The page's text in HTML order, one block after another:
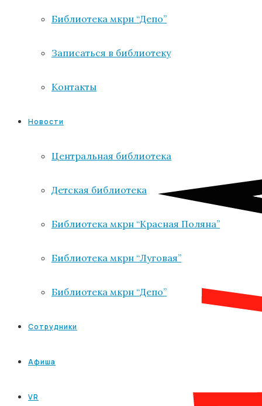
Библиотека мкрн “Депо”
Записаться в библиотеку
Контакты
Новости
Центральная библиотека
Детская библиотека
Библиотека мкрн “Красная Поляна”
Библиотека мкрн “Луговая”
Библиотека мкрн “Депо”
Сотрудники
Афиша
VR